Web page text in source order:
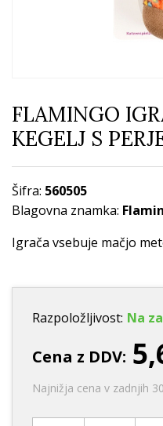
FLAMINGO
KEGELJ S
Šifra: 560505
Blagovna znamka:
Igrača vsebuje mačjo
Razpoložljivost: Na
Cena z DDV:
Najnižja cena v zadnjih